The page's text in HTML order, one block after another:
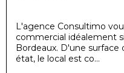
L'agence Consultimo
commercial idéalement
Bordeaux. D'une surface
état, le local est co...